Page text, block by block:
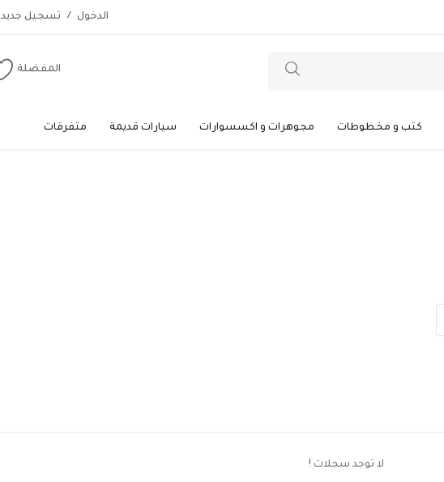
الدخول / تسجيل جديد
المفضلة
كتب و مخطوطات مجوهرات و اكسسوارات سيارات قديمة متفرقات
لا توجد سجلات !